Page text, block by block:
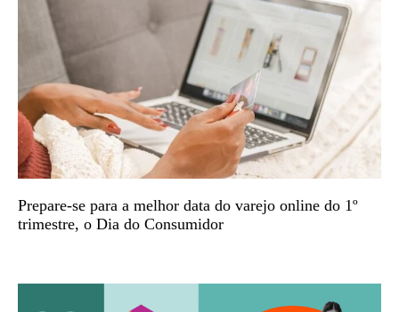
Prepare-se para a melhor data do varejo online do 1º
trimestre, o Dia do Consumidor